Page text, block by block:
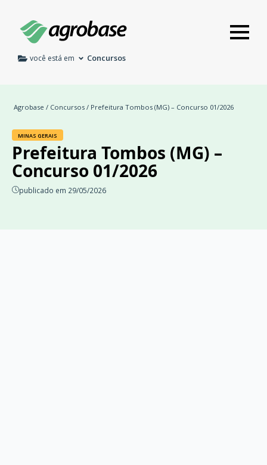
você está em Concursos
Agrobase / Concursos / Prefeitura Tombos (MG) – Concurso 01/2026
MINAS GERAIS
Prefeitura Tombos (MG) –
Concurso 01/2026
publicado em 29/05/2026